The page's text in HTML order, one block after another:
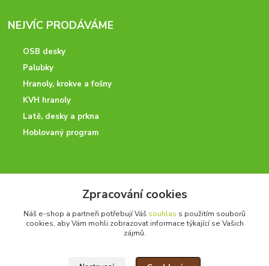
NEJVÍC PRODÁVÁME
OSB desky
Palubky
Hranoly, krokve a fošny
KVH hranoly
Latě, desky a prkna
Hoblovaný program
+420 728 600 625
po - pá 7:00 - 15:00
Zpracování cookies
Náš e-shop a partneři potřebují Váš souhlas s použitím souborů
cookies, aby Vám mohli zobrazovat informace týkající se Vašich
zájmů.